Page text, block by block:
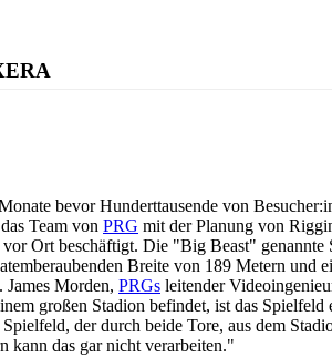
bevor Hunderttausende von
Team von PRG mit der Planung von
Ort beschäftigt. Die "Big Beast" genannte
Breite von 189 Metern und
Morden, PRGs leitender
großen Stadion befindet, ist das Spielfeld
der durch beide Tore, aus dem
kann das gar nicht verarbeiten."